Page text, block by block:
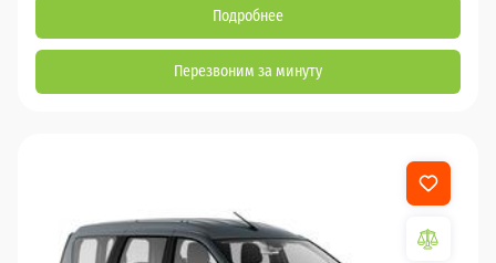
Подробнее
Перезвоним за минуту